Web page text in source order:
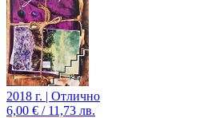
2018 г. | Отлично
6,00 € / 11,73 лв.